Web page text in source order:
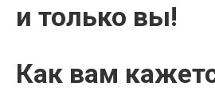
и только вы!
Как вам